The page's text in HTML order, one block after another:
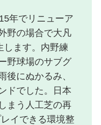
年でリニューア
野の場合で大凡
します。内野練
野球場のサブグ
後にぬかるみ、
ドでした。日本
まう人工芝の再
イできる環境整